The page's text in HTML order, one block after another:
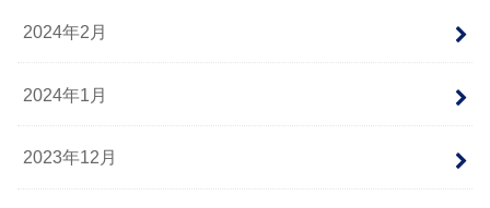
2024年2月
2024年1月
2023年12月